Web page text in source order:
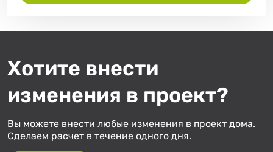
Хотите внести
изменения в проект?
Вы можете внести любые изменения в проект дома.
Сделаем расчет в течение одного дня.